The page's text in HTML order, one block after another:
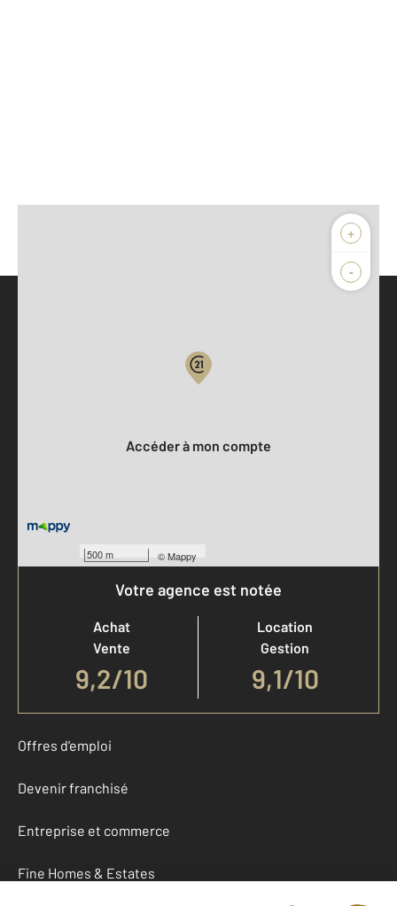
+
-
500 m ©Mappy
Accéder à mon compte
Votre agence est notée
Achat
Vente
9,2/10
Location
Gestion
9,1/10
Offres d'emploi
Devenir franchisé
Entreprise et commerce
Fine Homes & Estates